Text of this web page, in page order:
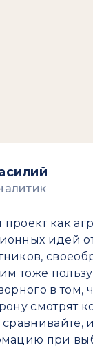
как
идей
тоже
в том,
смотрят
при